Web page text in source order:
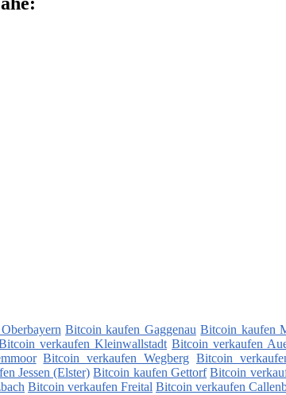
Bitcoin kaufen Gaggenau Bitcoin kaufen
verkaufen Kleinwallstadt Bitcoin verkaufen
Bitcoin verkaufen Wegberg Bitcoin
Jessen (Elster) Bitcoin kaufen Gettorf Bitcoin
Bitcoin verkaufen Freital Bitcoin verkaufen